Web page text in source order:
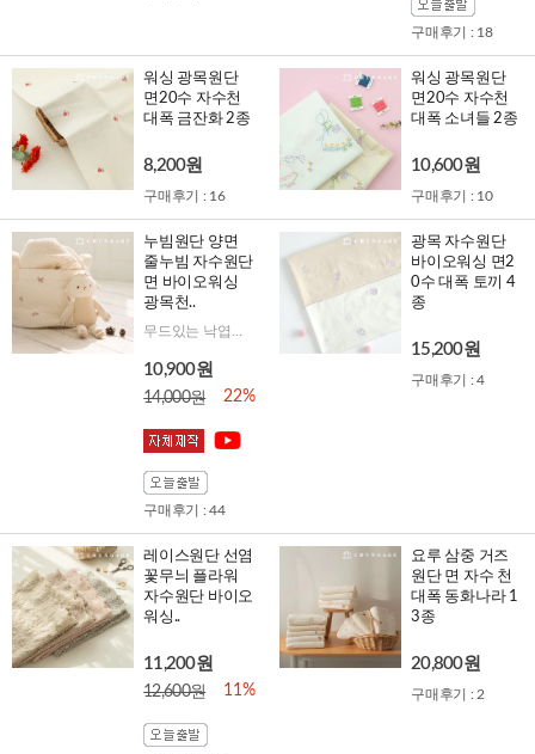
구매후기 : 18
워싱 광목원단
면20수 자수천
대폭 금잔화 2종
8,200원
구매후기 : 16
워싱 광목원단
면20수 자수천
대폭 소녀들 2종
10,600원
구매후기 : 10
누빔원단 양면
줄누빔 자수원단
면 바이오워싱
광목천..
10,900원
14,000원 22%
구매후기 : 44
광목 자수원단
바이오워싱 면2
0수 대폭 토끼 4
종
15,200원
구매후기 : 4
레이스원단 선염
꽃무늬 플라워
자수원단 바이오
워싱..
11,200원
12,600원 11%
요루 삼중 거즈
원단 면 자수 천
대폭 동화나라 1
3종
20,800원
구매후기 : 2